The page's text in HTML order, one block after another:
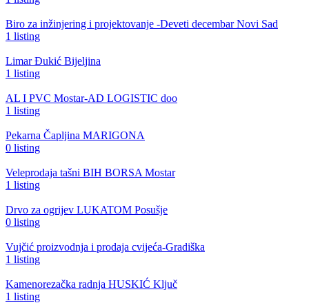
Biro za inžinjering i projektovanje -Deveti decembar Novi Sad
1 listing
Limar Đukić Bijeljina
1 listing
AL I PVC Mostar-AD LOGISTIC doo
1 listing
Pekarna Čapljina MARIGONA
0 listing
Veleprodaja tašni BIH BORSA Mostar
1 listing
Drvo za ogrijev LUKATOM Posušje
0 listing
Vujčić proizvodnja i prodaja cvijeća-Gradiška
1 listing
Kamenorezačka radnja HUSKIĆ Ključ
1 listing